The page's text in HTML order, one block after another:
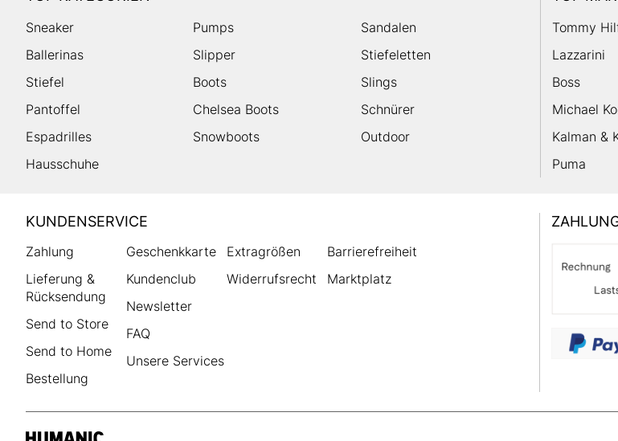
Sneaker Pumps
Sandalen
Ballerinas
Slipper
Stiefeletten
Stiefel
Boots
Slings
Pantoffel
Chelsea Boots
Schnürer
Espadrilles
Snowboots
Outdoor
Hausschuhe
Tommy
Lazzarini
Boss
Michael
Kalman &
Puma
HUMANIC
Footer
KUNDENSERVICE
Zahlung
Lieferung &
Rücksendung
Send to Store
Send to Home
Bestellung
Geschenkkarte
Kundenclub
Newsletter
FAQ
Unsere Services
Extragrößen
Widerrufsrecht
Barrierefreiheit
Marktplatz